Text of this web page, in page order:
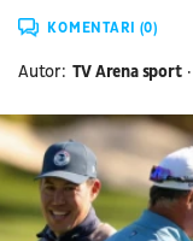
KOMENTARI (0)
Autor: TV Arena sport